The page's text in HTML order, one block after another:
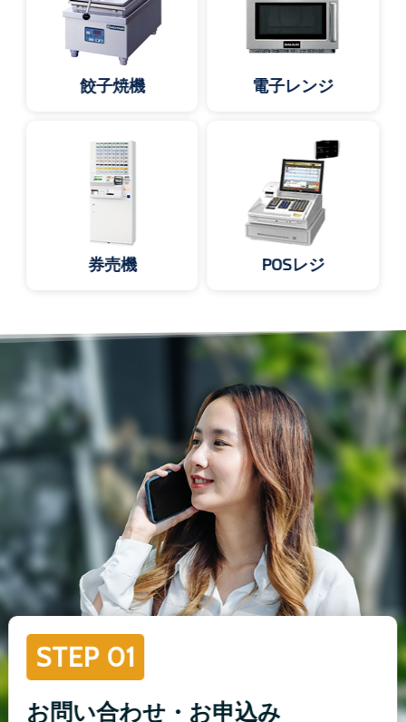
餃子焼機 電子レンジ
券売機 POSレジ
STEP 01
お問い合わせ・お申込み